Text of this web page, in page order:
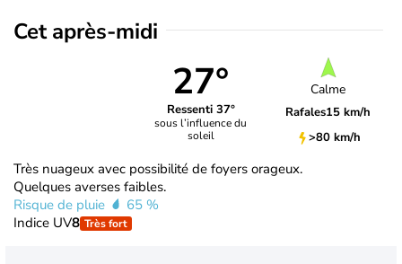
Cet après-midi
27°
Ressenti 37°
sous l’influence du
soleil
Calme
Rafales15 km/h
>80 km/h
Très nuageux avec possibilité de foyers orageux.
Quelques averses faibles.
Risque de pluie
65 %
Indice UV8 Très fort